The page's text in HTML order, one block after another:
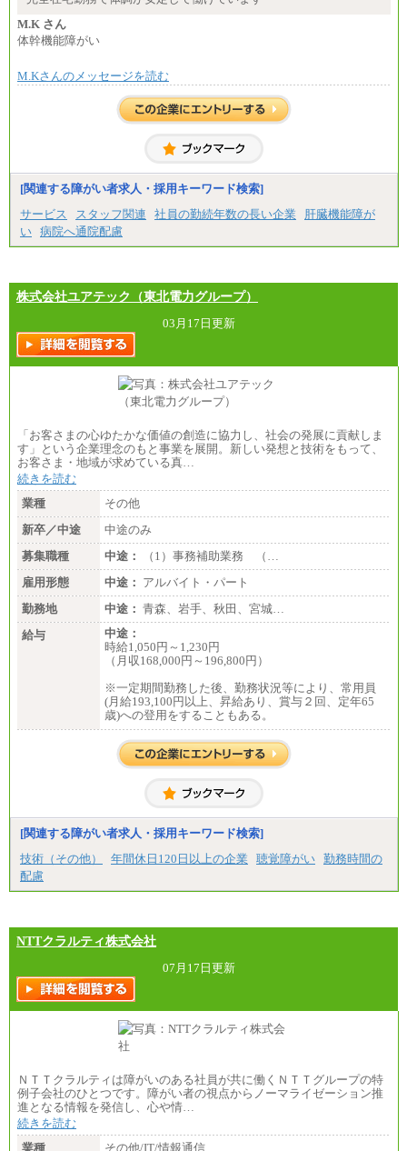
・退職金相当手当 37円
ざいません。
M.K さん
体幹機能障がい
M.Kさんのメッセージを読む
[関連する障がい者求人・採用キーワード検索]
サービス
スタッフ関連 社員の勤続年数の長い企業
肝臓機能障が
い 病院へ通院配慮
株式会社ユアテック（東北電力グループ）
03月17日更新
「お客さまの心ゆたかな価値の創造に協力し、社会の発展に貢献しま
す」という企業理念のもと事業を展開。新しい発想と技術をもって、
お客さま・地域が求めている真…
続きを読む
業種
その他
新卒／中途
中途のみ
募集職種
中途：
（1）事務補助業務 （…
雇用形態
中途： アルバイト・パート
勤務地
中途： 青森、岩手、秋田、宮城…
給与
中途：
時給1,050円～1,230円
（月収168,000円～196,800円）
※一定期間勤務した後、勤務状況等により、常用員
(月給193,100円以上、昇給あり、賞与２回、定年65
歳)への登用をすることもある。
[関連する障がい者求人・採用キーワード検索]
技術（その他）
年間休日120日以上の企業 聴覚障がい 勤務時間の
配慮
NTTクラルティ株式会社
07月17日更新
ＮＴＴクラルティは障がいのある社員が共に働くＮＴＴグループの特
例子会社のひとつです。障がい者の視点からノーマライゼーション推
進となる情報を発信し、心や情…
続きを読む
業種
その他/IT/情報通信